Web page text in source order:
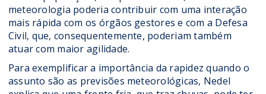
meteorologia poderia contribuir com uma interação
mais rápida com os órgãos gestores e com a Defesa
Civil, que, consequentemente, poderiam também
atuar com maior agilidade.
Para exemplificar a importância da rapidez quando o
assunto são as previsões meteorológicas, Nedel